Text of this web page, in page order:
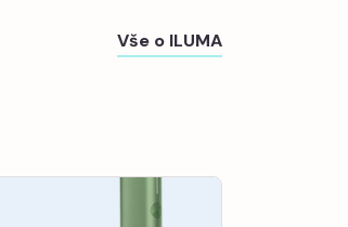
Vše o ILUMA